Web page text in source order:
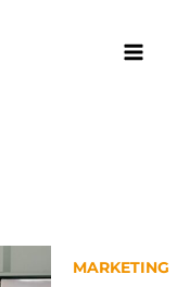
MARKETING